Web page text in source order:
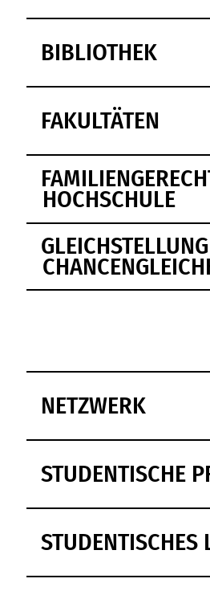
BIBLIOTHEK
FAKULTÄTEN
HOCHSCHULE
NETZWERK
STUDENTISCHE
STUDENTISCHES